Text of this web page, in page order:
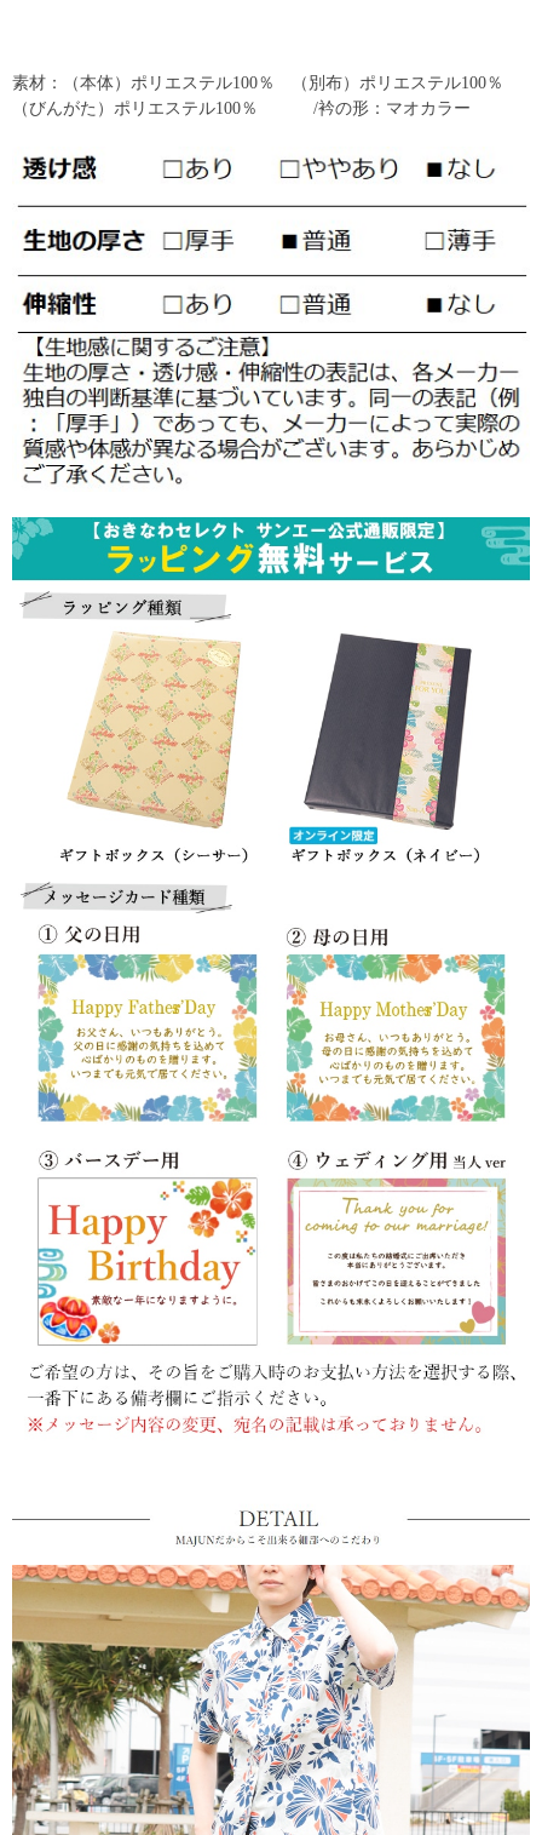
素材：（本体）ポリエステル100％ （別布）ポリエステル100％
（びんがた）ポリエステル100％ /衿の形：マオカラー